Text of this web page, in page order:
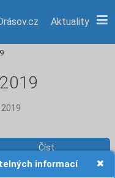
informací
Aktuality
Číst